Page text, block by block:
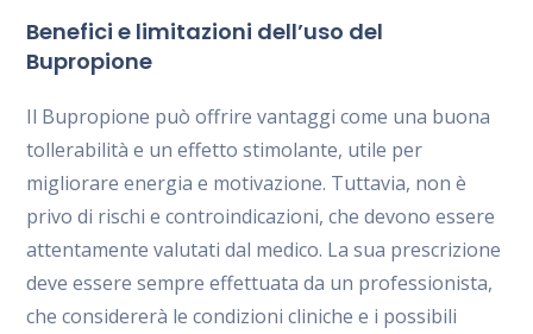
Benefici e limitazioni dell’uso del
Bupropione
Il Bupropione può offrire vantaggi come una buona
tollerabilità e un effetto stimolante, utile per
migliorare energia e motivazione. Tuttavia, non è
privo di rischi e controindicazioni, che devono essere
attentamente valutati dal medico. La sua prescrizione
deve essere sempre effettuata da un professionista,
che considererà le condizioni cliniche e i possibili